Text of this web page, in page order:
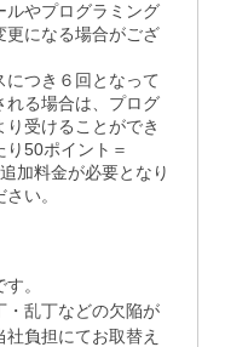
ルやプログラミング
更になる場合がござ
つき６回となって
れる場合は、プログ
受けることができ
り50ポイント＝
加料金が必要となり
い。
。
・乱丁などの欠陥が
負担にてお取替え